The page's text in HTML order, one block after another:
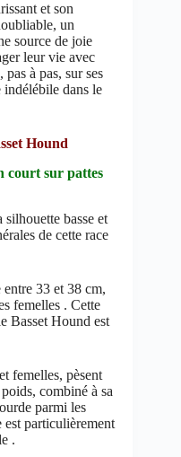
et son
un
source de joie
leur vie avec
à pas, sur ses
indélébile dans le
Hound
court sur pattes
basse et
de cette race
33 et 38 cm,
femelles . Cette
Basset Hound est
femelles, pèsent
combiné à sa
parmi les
est particulièrement
.